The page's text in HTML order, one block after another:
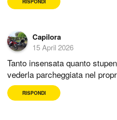
RISPONDI
Capilora
15 April 2026
Tanto insensata quanto
vederla parcheggiata nel
RISPONDI